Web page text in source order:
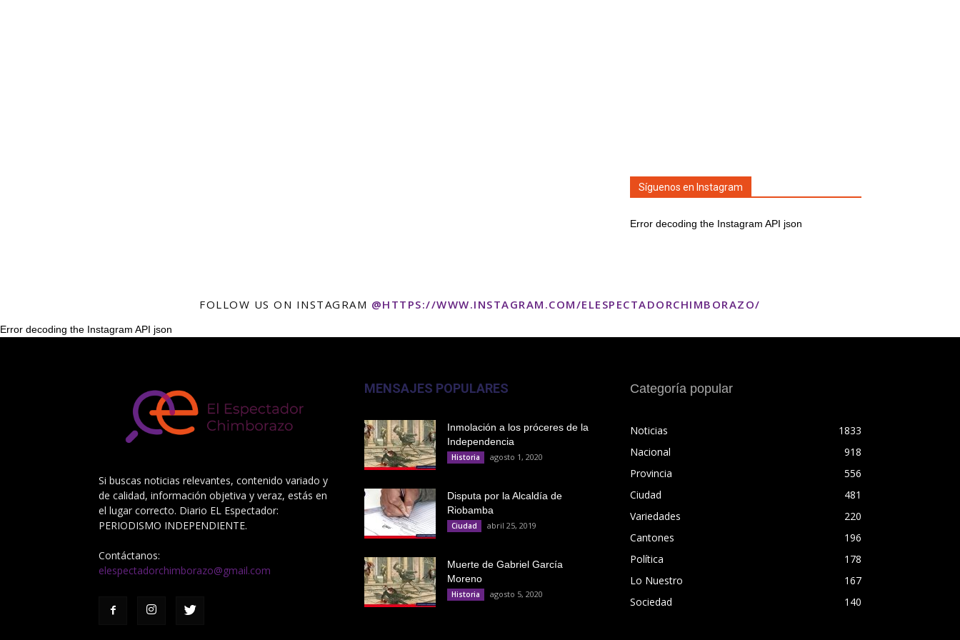
Síguenos en Instagram
Error decoding the Instagram API json
FOLLOW US ON INSTAGRAM @HTTPS://WWW.INSTAGRAM.COM/ELESPECTADORCHIMBORAZO/
Error decoding the Instagram API json
Si buscas noticias relevantes, contenido variado y
de calidad, información objetiva y veraz, estás en
el lugar correcto. Diario EL Espectador:
PERIODISMO INDEPENDIENTE.
Contáctanos:
elespectadorchimborazo@gmail.com
MENSAJES POPULARES
Inmolación a los próceres de la
Independencia
Historia agosto 1, 2020
Disputa por la Alcaldía de
Riobamba
Ciudad abril 25, 2019
Muerte de Gabriel García
Moreno
Historia agosto 5, 2020
Categoría popular
Noticias
1833
Nacional
918
Provincia
556
Ciudad
481
Variedades
220
Cantones
196
Política
178
Lo Nuestro
167
Sociedad
140